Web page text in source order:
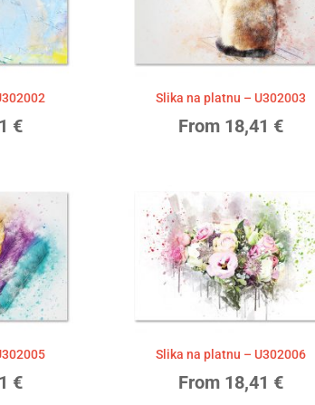
€
Slika na platnu – U302003
From 18,41 €
€
Slika na platnu – U302006
From 18,41 €